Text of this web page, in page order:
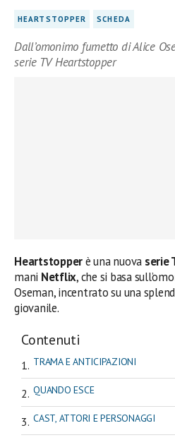
HEARTSTOPPER SCHEDA
Dall’omonimo fumetto di Alice
serie TV Heartstopper
Heartstopperè una nuova serie
mani Netflix, che si basa
Oseman, incentrato su una
giovanile.
Contenuti
TRAMA E ANTICIPAZIONI
QUANDO ESCE
CAST, ATTORI E PERSONAGGI